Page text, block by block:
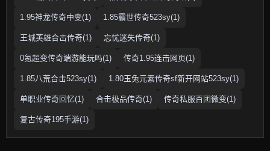
1.95神龙传奇中变(1) 1.85霸世传奇523sy(1)
王城英雄合击传奇(1) 忘忧迷失传奇(1)
0氪超变传奇端游能玩吗(1) 传奇1.95连击网页(1)
1.85八荒合击523sy(1) 1.80玉兔元素传奇sf新开网站523sy(1)
单职业传奇回忆(1) 合击极品传奇(1) 传奇私服百团微变(1)
复古传奇195手游(1)